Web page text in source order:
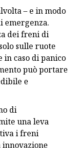
– e in modo
emergenza.
dei freni di
sulle ruote
caso di panico
può portare
e
di
una leva
i freni